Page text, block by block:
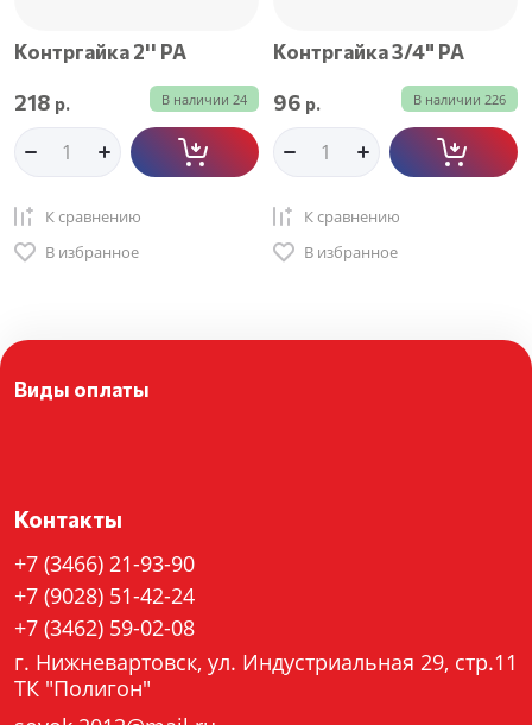
Контргайка 2'' РА
В наличии 24
218 р.
К сравнению
В избранное
Контргайка 3/4" РА
В наличии 226
96 р.
К сравнению
В избранное
Контакты
+7 (3466) 21-93-90
+7 (9028) 51-42-24
+7 (3462) 59-02-08
г. Нижневартовск, ул. Индустриальная 29, стр.11
ТК "Полигон"
Виды оплаты